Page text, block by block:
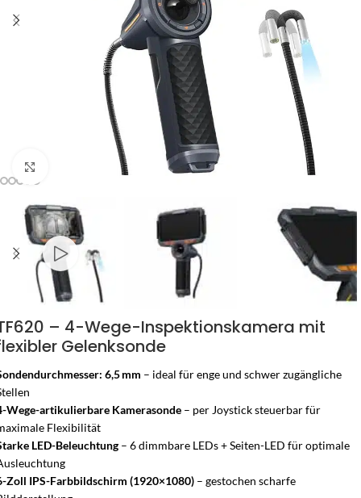
Zum Vergrössern klicken
– 4-Wege-Inspektionskamera mit
Gelenksonde
6,5 mm – ideal für enge und schwer zugängliche
Wege-artikulierbare Kamerasonde – per Joystick steuerbar für
Flexibilität
LED-Beleuchtung – 6 dimmbare LEDs + Seiten-LED für optimale
Zoll IPS-Farbbildschirm (1920×1080) – gestochen scharfe